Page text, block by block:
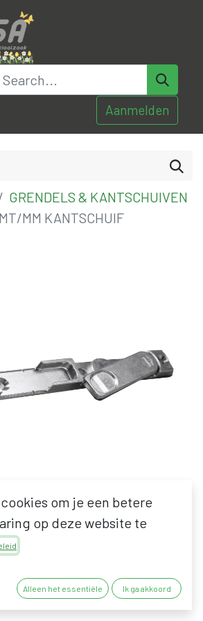
Aanmelden
GRENDELS & KANTSCHUIVEN
MM KANTSCHUIF
MT/MM
om je een betere
op deze website te
Alleen het essentiële Ik ga akkoord